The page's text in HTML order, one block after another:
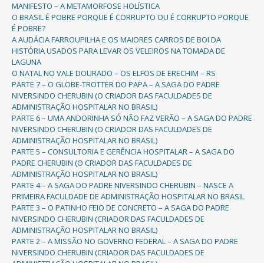
MANIFESTO – A METAMORFOSE HOLÍSTICA
O BRASIL É POBRE PORQUE É CORRUPTO OU É CORRUPTO PORQUE
É POBRE?
A AUDÁCIA FARROUPILHA E OS MAIORES CARROS DE BOI DA
HISTÓRIA USADOS PARA LEVAR OS VELEIROS NA TOMADA DE
LAGUNA
O NATAL NO VALE DOURADO – OS ELFOS DE ERECHIM – RS
PARTE 7 – O GLOBE-TROTTER DO PAPA – A SAGA DO PADRE
NIVERSINDO CHERUBIN (O CRIADOR DAS FACULDADES DE
ADMINISTRAÇÃO HOSPITALAR NO BRASIL)
PARTE 6 – UMA ANDORINHA SÓ NÃO FAZ VERÃO – A SAGA DO PADRE
NIVERSINDO CHERUBIN (O CRIADOR DAS FACULDADES DE
ADMINISTRAÇÃO HOSPITALAR NO BRASIL)
PARTE 5 – CONSULTORIA E GERÊNCIA HOSPITALAR – A SAGA DO
PADRE CHERUBIN (O CRIADOR DAS FACULDADES DE
ADMINISTRAÇÃO HOSPITALAR NO BRASIL)
PARTE 4 – A SAGA DO PADRE NIVERSINDO CHERUBIN – NASCE A
PRIMEIRA FACULDADE DE ADMINISTRAÇÃO HOSPITALAR NO BRASIL
PARTE 3 – O PATINHO FEIO DE CONCRETO – A SAGA DO PADRE
NIVERSINDO CHERUBIN (CRIADOR DAS FACULDADES DE
ADMINISTRAÇÃO HOSPITALAR NO BRASIL)
PARTE 2 – A MISSÃO NO GOVERNO FEDERAL – A SAGA DO PADRE
NIVERSINDO CHERUBIN (CRIADOR DAS FACULDADES DE